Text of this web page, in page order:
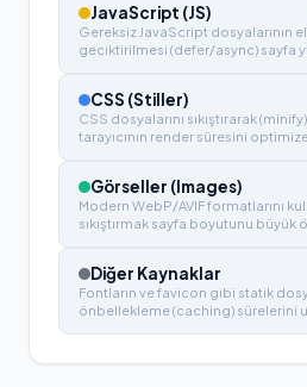
JavaScript (JS)
Gereksiz JavaScript dosyalarının
geciktirilmesi (defer/async) sayfa
CSS (Stiller)
CSS dosyalarını sıkıştırarak
tarayıcının render süresini
Görseller (Images)
Modern WebP/AVIF formatlarını
sıkıştırmak sayfa boyutunu büyük
Diğer Kaynaklar
Fontların ve favicon gibi statik
önbellekleme (caching) sürelerini